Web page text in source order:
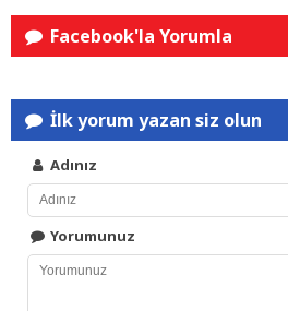
Facebook'la Yorumla
İlk yorum yazan siz olun
Adınız
Yorumunuz